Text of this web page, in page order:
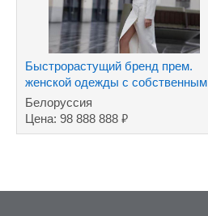
Быстрорастущий бренд прем.
женской одежды с собственным
производством
Белоруссия
Цена: 98 888 888 ₽